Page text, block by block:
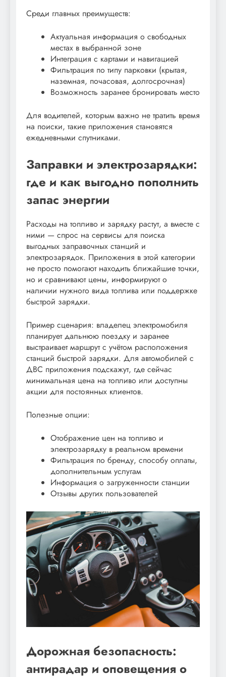
Среди главных преимуществ:
Актуальная информация о свободных
местах в выбранной зоне
Интеграция с картами и навигацией
Фильтрация по типу парковки (крытая,
наземная, почасовая, долгосрочная)
Возможность заранее бронировать место
Для водителей, которым важно не тратить время
на поиски, такие приложения становятся
ежедневными спутниками.
Заправки и электрозарядки:
где и как выгодно пополнить
запас энергии
Расходы на топливо и зарядку растут, а вместе с
ними — спрос на сервисы для поиска
выгодных заправочных станций и
электрозарядок. Приложения в этой категории
не просто помогают находить ближайшие точки,
но и сравнивают цены, информируют о
наличии нужного вида топлива или поддержке
быстрой зарядки.
Пример сценария: владелец электромобиля
планирует дальнюю поездку и заранее
выстраивает маршрут с учётом расположения
станций быстрой зарядки. Для автомобилей с
ДВС приложения подскажут, где сейчас
минимальная цена на топливо или доступны
акции для постоянных клиентов.
Полезные опции:
Отображение цен на топливо и
электрозарядку в реальном времени
Фильтрация по бренду, способу оплаты,
дополнительным услугам
Информация о загруженности станции
Отзывы других пользователей
Дорожная безопасность:
антирадар и оповещения о